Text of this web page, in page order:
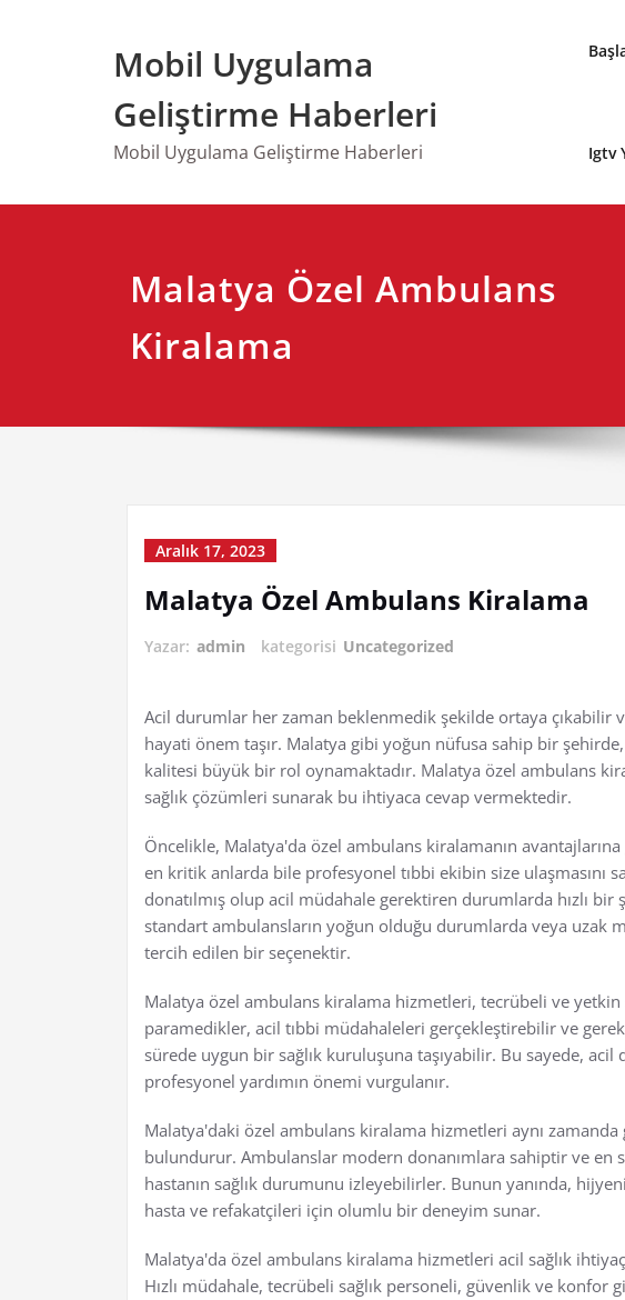
Mobil Uygulama
Geliştirme Haberleri
Mobil Uygulama Geliştirme Haberleri Igtv
Malatya Özel Ambulans
Kiralama
Aralık 17, 2023
Malatya Özel Ambulans Kiralama
Yazar: admin kategorisi Uncategorized
Acil durumlar her zaman beklenmedik şekilde ortaya çıkabilir
hayati önem taşır. Malatya gibi yoğun nüfusa sahip bir
kalitesi büyük bir rol oynamaktadır. Malatya özel ambulans
sağlık çözümleri sunarak bu ihtiyaca cevap vermektedir.
Öncelikle, Malatya'da özel ambulans kiralamanın
en kritik anlarda bile profesyonel tıbbi ekibin size ulaşmasını
donatılmış olup acil müdahale gerektiren durumlarda hızlı bir
standart ambulansların yoğun olduğu durumlarda veya uzak
tercih edilen bir seçenektir.
Malatya özel ambulans kiralama hizmetleri, tecrübeli ve
paramedikler, acil tıbbi müdahaleleri gerçekleştirebilir ve
sürede uygun bir sağlık kuruluşuna taşıyabilir. Bu sayede,
profesyonel yardımın önemi vurgulanır.
Malatya'daki özel ambulans kiralama hizmetleri aynı
bulundurur. Ambulanslar modern donanımlara sahiptir ve en
hastanın sağlık durumunu izleyebilirler. Bunun yanında,
hasta ve refakatçileri için olumlu bir deneyim sunar.
Malatya'da özel ambulans kiralama hizmetleri acil sağlık
Hızlı müdahale, tecrübeli sağlık personeli, güvenlik ve